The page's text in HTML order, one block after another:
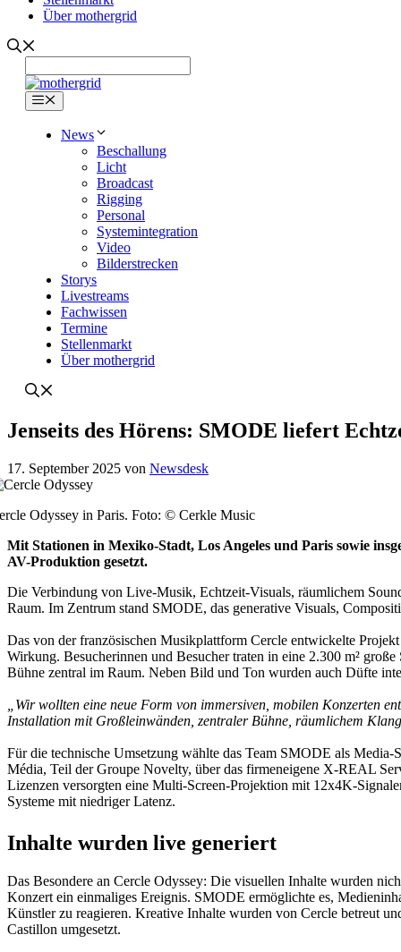
Über mothergrid
Menü
News
Beschallung
Licht
Broadcast
Rigging
Personal
Systemintegration
Video
Bilderstrecken
Storys
Livestreams
Fachwissen
Termine
Stellenmarkt
Über mothergrid
Jenseits des Hörens: SMODE liefert
17. September 2025 von Newsdesk
Odyssey in Paris. Foto: © Cerkle Music
Mit Stationen in Mexiko-Stadt, Los Angeles und Paris sowie
AV-Produktion gesetzt.
Die Verbindung von Live-Musik, Echtzeit-Visuals, räumlichem
Raum. Im Zentrum stand SMODE, das generative Visuals,
Das von der französischen Musikplattform Cercle entwickelte
Wirkung. Besucherinnen und Besucher traten in eine 2.300 m²
Bühne zentral im Raum. Neben Bild und Ton wurden auch Düfte
„Wir wollten eine neue Form von immersiven, mobilen Konzerten
Installation mit Großleinwänden, zentraler Bühne, räumlichem
Für die technische Umsetzung wählte das Team SMODE als
Média, Teil der Groupe Novelty, über das firmeneigene X-REAL
Lizenzen versorgten eine Multi-Screen-Projektion mit 12x4K-
Systeme mit niedriger Latenz.
Inhalte wurden live generiert
Das Besondere an Cercle Odyssey: Die visuellen Inhalte wurden
Konzert ein einmaliges Ereignis. SMODE ermöglichte es,
Künstler zu reagieren. Kreative Inhalte wurden von Cercle betreut
Castillon umgesetzt.